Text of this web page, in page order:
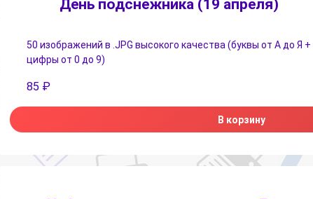
День подснежника (19 апреля)
50 изображений в .JPG высокого качества (буквы от А до Я +
цифры от 0 до 9)
85 ₽
В корзину